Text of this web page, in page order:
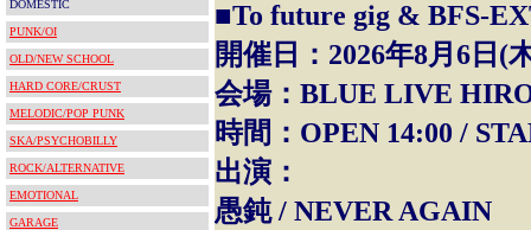
DOMESTIC
PUNK/OI
OLD/NEW SCHOOL
HARD CORE/CRUST
MELODIC/POP PUNK
SKA/PSYCHOBILLY
ROCK/ALTERNATIVE
EMOTIONAL
GARAGE
■To future gig & BFS-
開催日：2026年8月6日(
会場：BLUE LIVE
時間：OPEN 14:00 /
出演：
愚鈍 / NEVER AGAIN